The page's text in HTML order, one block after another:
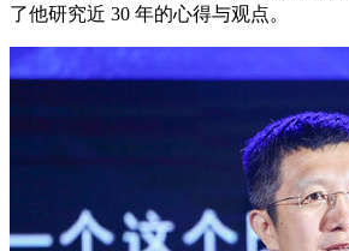
了他研究近 30 年的心得与观点。